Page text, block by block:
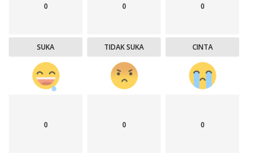
0
SUKA
0
TIDAK SUKA
0
CINTA
0 0 0